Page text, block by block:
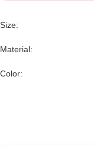
Size:
Material:
Color: